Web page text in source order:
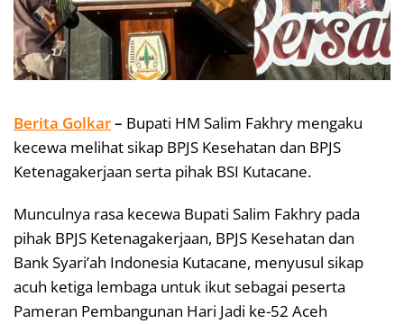
Berita Golkar– Bupati HM Salim Fakhry mengaku
kecewa melihat sikap BPJS Kesehatan dan BPJS
Ketenagakerjaan serta pihak BSI Kutacane.
Munculnya rasa kecewa Bupati Salim Fakhry pada
pihak BPJS Ketenagakerjaan, BPJS Kesehatan dan
Bank Syari’ah Indonesia Kutacane, menyusul sikap
acuh ketiga lembaga untuk ikut sebagai peserta
Pameran Pembangunan Hari Jadi ke-52 Aceh